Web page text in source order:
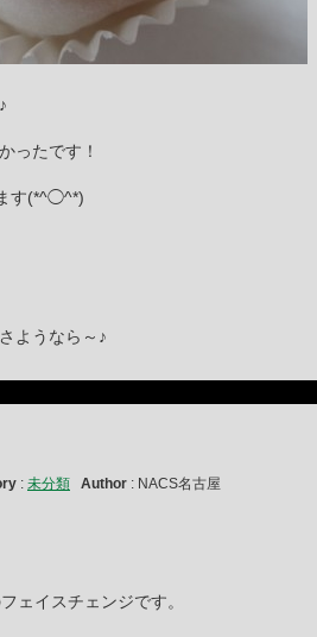
ったです！
す(*^◯^*)
ようなら～♪
: 未分類 Author : NACS名古屋
ェイスチェンジです。